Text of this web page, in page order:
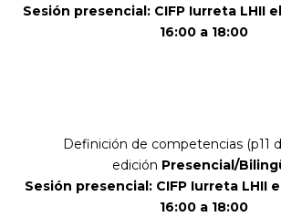
Sesión presencial: CIFP Iurreta LHII
16:00 a 18:00
Definición de competencias (p11
edición Presencial/
Sesión presencial:CIFP Iurreta LHII
16:00 a 18:00